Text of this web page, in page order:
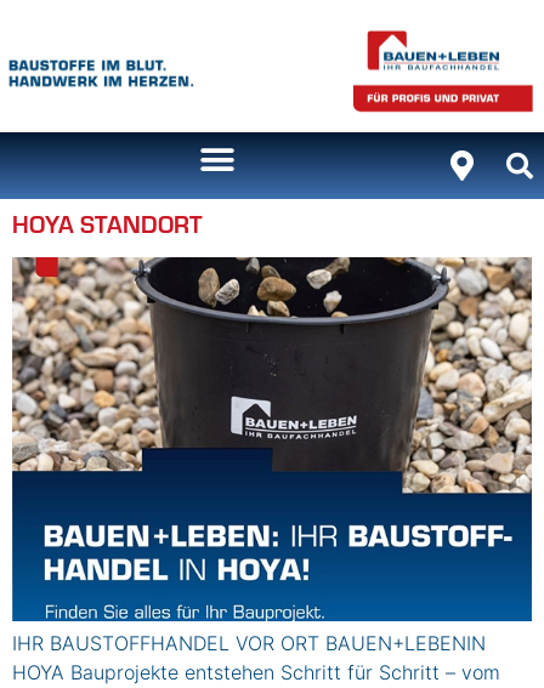
HOYA STANDORT
IHR BAUSTOFFHANDEL VOR ORT BAUEN+LEBENIN
HOYA Bauprojekte entstehen Schritt für Schritt – vom